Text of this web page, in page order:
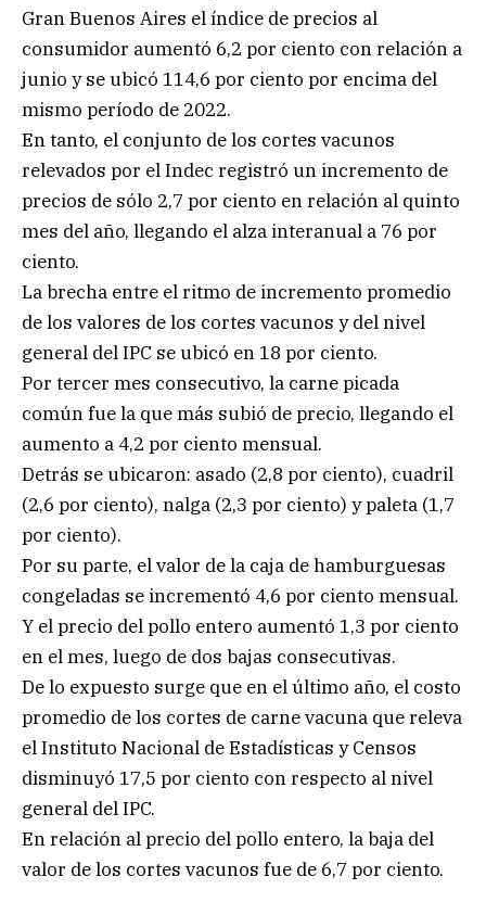
Gran Buenos Aires el índice de precios al
consumidor aumentó 6,2 por ciento con relación a
junio y se ubicó 114,6 por ciento por encima del
mismo período de 2022.
En tanto, el conjunto de los cortes vacunos
relevados por el Indec registró un incremento de
precios de sólo 2,7 por ciento en relación al quinto
mes del año, llegando el alza interanual a 76 por
ciento.
La brecha entre el ritmo de incremento promedio
de los valores de los cortes vacunos y del nivel
general del IPC se ubicó en 18 por ciento.
Por tercer mes consecutivo, la carne picada
común fue la que más subió de precio, llegando el
aumento a 4,2 por ciento mensual.
Detrás se ubicaron: asado (2,8 por ciento), cuadril
(2,6 por ciento), nalga (2,3 por ciento) y paleta (1,7
por ciento).
Por su parte, el valor de la caja de hamburguesas
congeladas se incrementó 4,6 por ciento mensual.
Y el precio del pollo entero aumentó 1,3 por ciento
en el mes, luego de dos bajas consecutivas.
De lo expuesto surge que en el último año, el costo
promedio de los cortes de carne vacuna que releva
el Instituto Nacional de Estadísticas y Censos
disminuyó 17,5 por ciento con respecto al nivel
general del IPC.
En relación al precio del pollo entero, la baja del
valor de los cortes vacunos fue de 6,7 por ciento.